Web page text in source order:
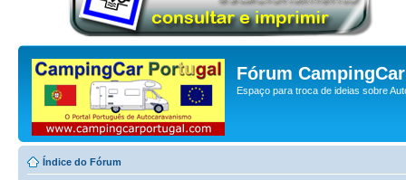
Fórum
Espaço para troca de ideias sobre
Índice do Fórum